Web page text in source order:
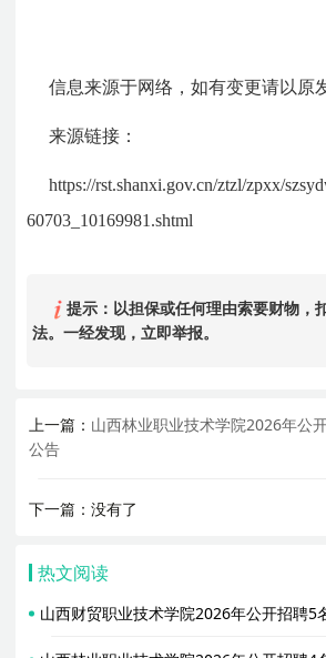
信息来源于网络，如有变更请以原
来源链接：
https://rst.shanxi.gov.cn/ztzl/zpxx/
60703_10169981.shtml
提示：以担保或任何理由索要财物，
法。一经发现，立即举报。
上一篇： 山西林业职业技术学院2026年公
公告
下一篇：没有了
热文阅读
山西财贸职业技术学院2026年公开招聘5